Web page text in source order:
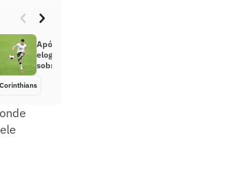
Após boa atuação em Dérbi, Roni é
elogiado por Mancini e ganha
sobrevida no Corinthians
Corinthians